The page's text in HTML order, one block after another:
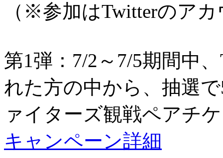
（※参加はTwitterのア
第1弾：7/2～7/5期間中
れた方の中から、抽選
ァイターズ観戦ペアチ
キャンペーン詳細